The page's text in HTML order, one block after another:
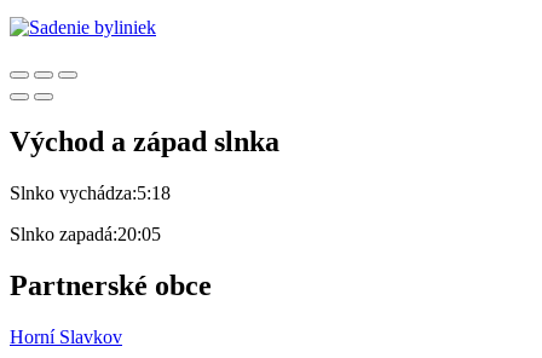
Východ a západ slnka
Slnko vychádza:5:18
Slnko zapadá:20:05
Partnerské obce
Horní Slavkov